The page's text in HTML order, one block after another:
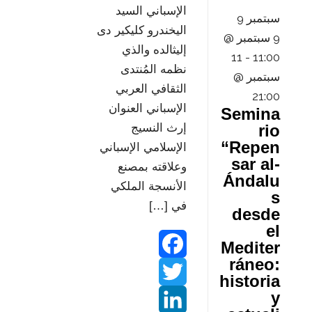
الإسباني السيد
اليخندرو كليكير دى
إليثالده والذي
نظمه المُنتدى
الثقافي العربي
الإسباني العنوان
إرث النسيج
الإسلامي الإسباني
وعلاقته بمصنع
الأنسجة الملكي
في […]
F
a
T
سبتمبر 9
9 سبتمبر @
11:00
-
11
سبتمبر @
21:00
Semina
rio
“Repen
sar al-
Ándalu
s
desde
el
Mediter
ráneo:
historia
y